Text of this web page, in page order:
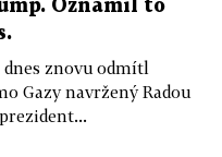
Oznámil to
znovu odmítl
Gazy navržený Radou